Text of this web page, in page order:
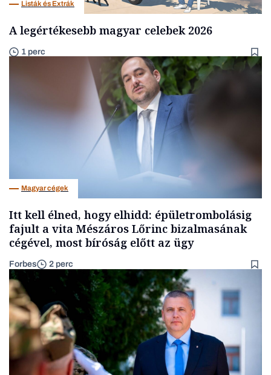
Listák és Extrák
A legértékesebb magyar celebek 2026
1 perc
Magyar cégek
Itt kell élned, hogy elhidd: épületrombolásig
fajult a vita Mészáros Lőrinc bizalmasának
cégével, most bíróság előtt az ügy
Forbes 2 perc